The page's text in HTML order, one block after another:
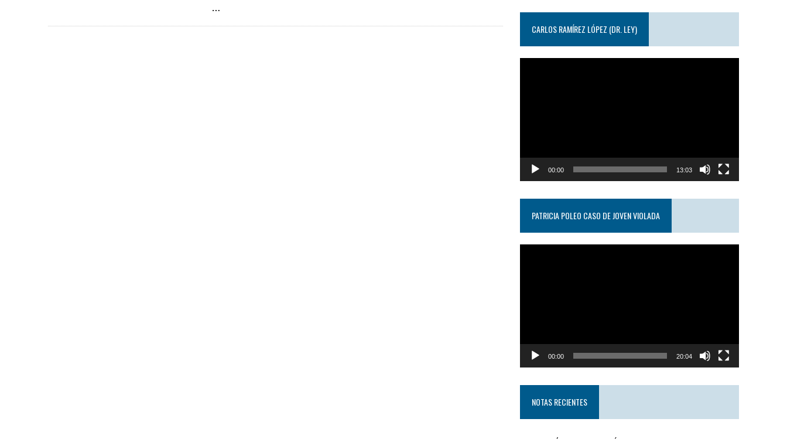
…
CARLOS RAMÍREZ LÓPEZ (DR. LEY)
00:00 13:03
PATRICIA POLEO CASO DE JOVEN VIOLADA
00:00 20:04
NOTAS RECIENTES